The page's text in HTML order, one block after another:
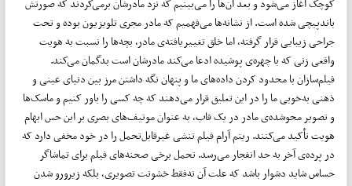
باندپیچی شده است. از نشانه‌ها می‌فهمیم که مادر مجری تلویزیون بوده و تحت
جراحی زیبایی قرار گرفته، اما خلق تغییریافته‌ی مادر، بچه‌ها را نسبت به هویت
واقعی زنی که با چهره‌ی پوشیده ادعا می‌کند مادرشان است بدگمان می‌کند.
فیلم‌سازان با محدود کردن داده‌های ما و پنهان نگه داشتن مرز بین دنیای عینی و
ذهنی به‌خوبی ما را در این تعلیق قرار می‌دهند که چه کسی را باور کنیم و ماسک‌ها
و تصویر محوشده‌ی مادر در یک قاب، به عنوان موتیف‌های بصری بر این حس ابهام
هویت تأکید می‌کنند. ریتم آرام فیلم تنشی غیرقابل‌تحمل را در خود مخفی دارد که
در پرده‌ی آخر به حد انفجار می‌رسد. تحمل برخی صحنه‌های فیلم برای تماشاگر
حساس شاید دشوار باشد که علت آن نه‌فقط خشونت تصویری، بلکه زیرورو شدن